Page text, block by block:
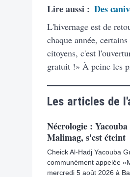
Lire aussi : Des
L'hivernage est de
chaque année,
citoyens, c'est
gratuit !» À peine les
Les articles de
Nécrologie :
Malimag, s'est éteint
Cheick Al-Hadj Yacouba
communément appelée
mercredi 5 août 2026 à